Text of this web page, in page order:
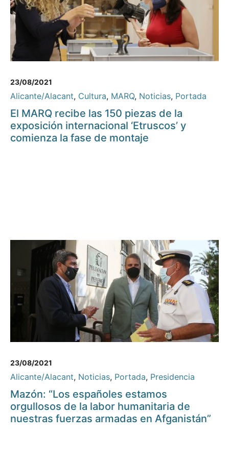
23/08/2021
Alicante/Alacant, Cultura, MARQ, Noticias, Portada
El MARQ recibe las 150 piezas de la
exposición internacional ‘Etruscos’ y
comienza la fase de montaje
23/08/2021
Alicante/Alacant, Noticias, Portada, Presidencia
Mazón: “Los españoles estamos
orgullosos de la labor humanitaria de
nuestras fuerzas armadas en Afganistán”